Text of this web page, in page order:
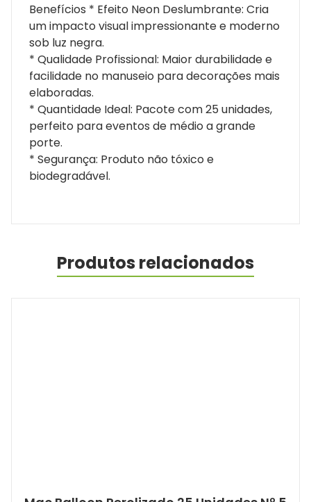
Benefícios * Efeito Neon Deslumbrante: Cria
um impacto visual impressionante e moderno
sob luz negra.
* Qualidade Profissional: Maior durabilidade e
facilidade no manuseio para decorações mais
elaboradas.
* Quantidade Ideal: Pacote com 25 unidades,
perfeito para eventos de médio a grande
porte.
* Segurança: Produto não tóxico e
biodegradável.
Produtos relacionados